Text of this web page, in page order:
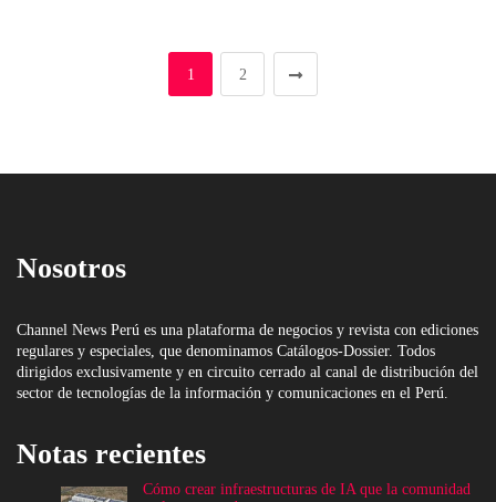
1 2
Nosotros
Channel News Perú es una plataforma de negocios y revista con ediciones
regulares y especiales, que denominamos Catálogos-Dossier. Todos
dirigidos exclusivamente y en circuito cerrado al canal de distribución del
sector de tecnologías de la información y comunicaciones en el Perú.
Notas recientes
Cómo crear infraestructuras de IA que la comunidad